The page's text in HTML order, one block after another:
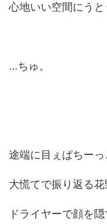
心地いい空間にう
…ちゅ。
途端に目ぇぱちーっ
大慌てで振り返る花
ドライヤーで顔を隠